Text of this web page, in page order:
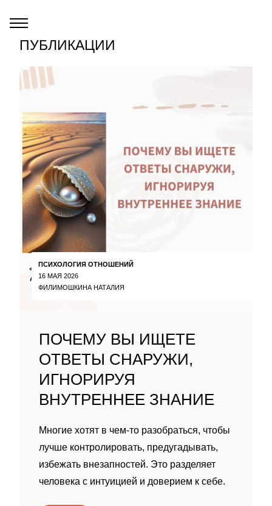
ПУБЛИКАЦИИ
ПСИХОЛОГИЯ ОТНОШЕНИЙ
16 МАЯ 2026
ФИЛИМОШКИНА НАТАЛИЯ
ПОЧЕМУ ВЫ ИЩЕТЕ
ОТВЕТЫ СНАРУЖИ,
ИГНОРИРУЯ
ВНУТРЕННЕЕ ЗНАНИЕ
Многие хотят в чем-то разобраться, чтобы
лучше контролировать, предугадывать,
избежать внезапностей. Это разделяет
человека с интуицией и доверием к себе.